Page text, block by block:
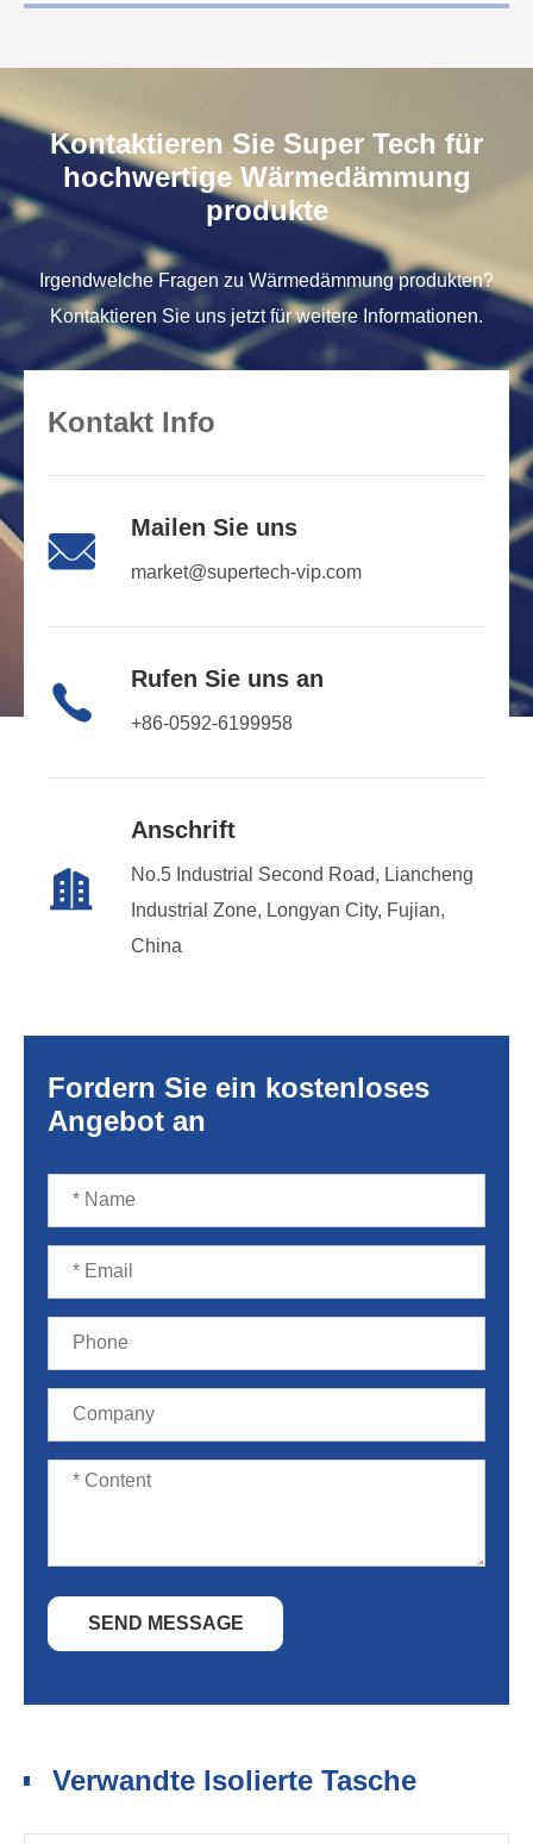
Kontaktieren Sie Super Tech für
hochwertige Wärmedämmung
produkte
Irgendwelche Fragen zu Wärmedämmung produkten?
Kontaktieren Sie uns jetzt für weitere Informationen.
Kontakt Info
 Mailen Sie uns
market@supertech-vip.com
 Rufen Sie uns an
+86-0592-6199958

Anschrift
No.5 Industrial Second Road, Liancheng
Industrial Zone, Longyan City, Fujian,
China
Fordern Sie ein kostenloses
Angebot an
SEND MESSAGE
Verwandte Isolierte Tasche